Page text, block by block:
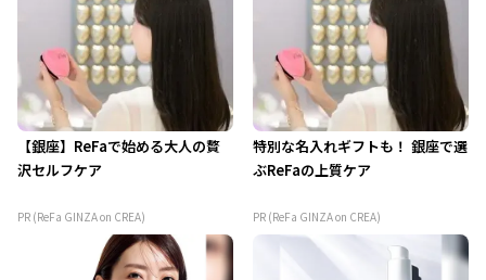
【銀座】ReFaで始める大人の贅
沢セルフケア
PR (ReFa GINZA on CREA)
特別な名入れギフトも！ 銀座で選
ぶReFaの上質ケア
PR (ReFa GINZA on CREA)